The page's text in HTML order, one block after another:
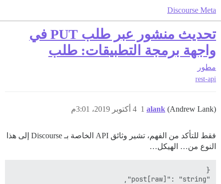
Discourse Meta
تحديث منشور عبر طلب PUT في
واجهة برمجة التطبيقات: طلب
مطور
rest-api
alank (Andrew Lank) 4 أكتوبر 2019، 3:01م 1
فقط للتأكد من الفهم، تشير وثائق API الخاصة بـ Discourse إلى هذا
النوع من… الهيكل…